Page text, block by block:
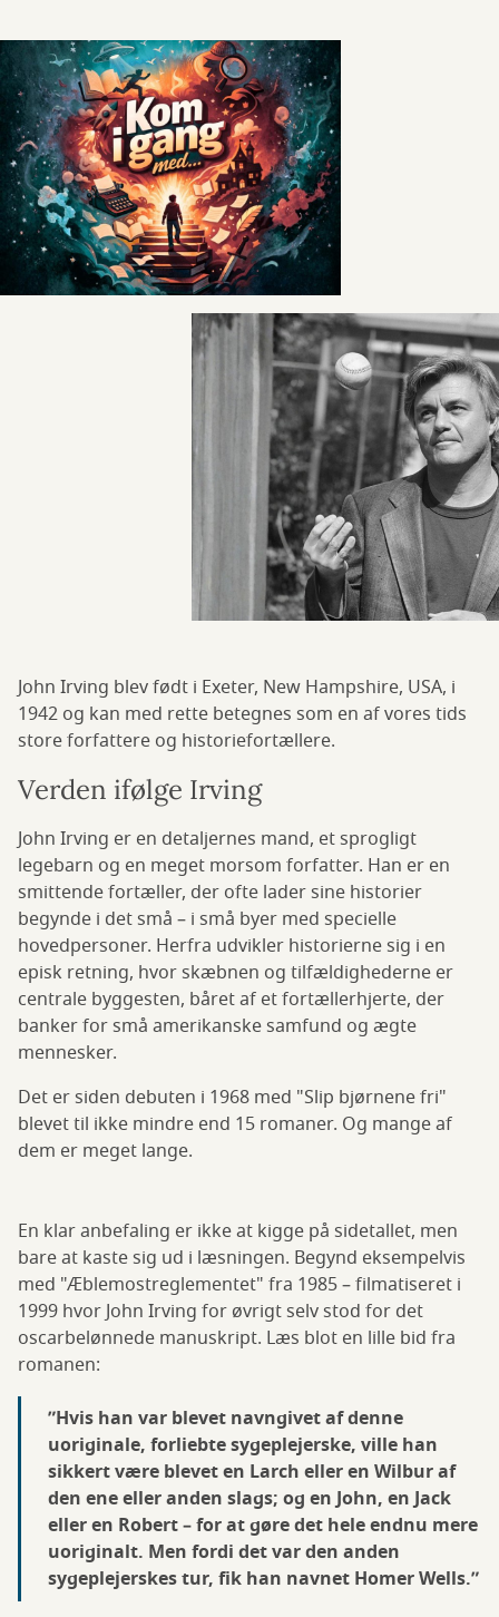
John Irving blev født i Exeter, New Hampshire, USA, i
1942 og kan med rette betegnes som en af vores tids
store forfattere og historiefortællere.
Verden ifølge Irving
John Irving er en detaljernes mand, et sprogligt
legebarn og en meget morsom forfatter. Han er en
smittende fortæller, der ofte lader sine historier
begynde i det små – i små byer med specielle
hovedpersoner. Herfra udvikler historierne sig i en
episk retning, hvor skæbnen og tilfældighederne er
centrale byggesten, båret af et fortællerhjerte, der
banker for små amerikanske samfund og ægte
mennesker.
Det er siden debuten i 1968 med "Slip bjørnene fri"
blevet til ikke mindre end 15 romaner. Og mange af
dem er meget lange.
En klar anbefaling er ikke at kigge på sidetallet, men
bare at kaste sig ud i læsningen. Begynd eksempelvis
med "Æblemostreglementet" fra 1985 – filmatiseret i
1999 hvor John Irving for øvrigt selv stod for det
oscarbelønnede manuskript. Læs blot en lille bid fra
romanen:
”Hvis han var blevet navngivet af denne
uoriginale, forliebte sygeplejerske, ville han
sikkert være blevet en Larch eller en Wilbur af
den ene eller anden slags; og en John, en Jack
eller en Robert – for at gøre det hele endnu mere
uoriginalt. Men fordi det var den anden
sygeplejerskes tur, fik han navnet Homer Wells.”